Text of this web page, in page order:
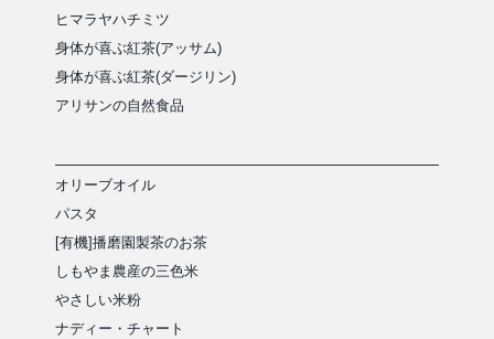
ヒマラヤハチミツ
身体が喜ぶ紅茶(アッサム)
身体が喜ぶ紅茶(ダージリン)
アリサンの自然食品
オリーブオイル
パスタ
[有機]播磨園製茶のお茶
しもやま農産の三色米
やさしい米粉
ナディー・チャート